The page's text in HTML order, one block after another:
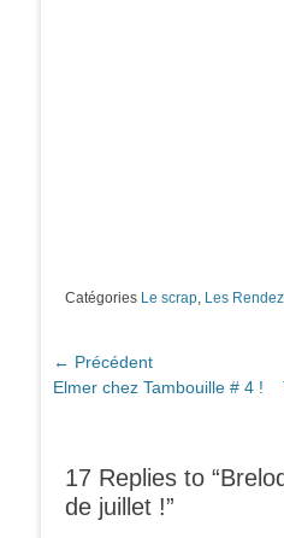
Catégories Le scrap, Les
Navigation
de
← Précédent
Article
Elmer chez Tambouille # 4 !
17 Replies to
de juillet !”